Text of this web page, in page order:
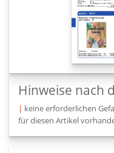
Hinweise nach
| keine erforderlichen
für diesen Artikel